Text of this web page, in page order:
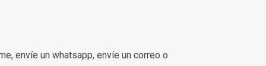
envíe un whatsapp, envíe un correo o